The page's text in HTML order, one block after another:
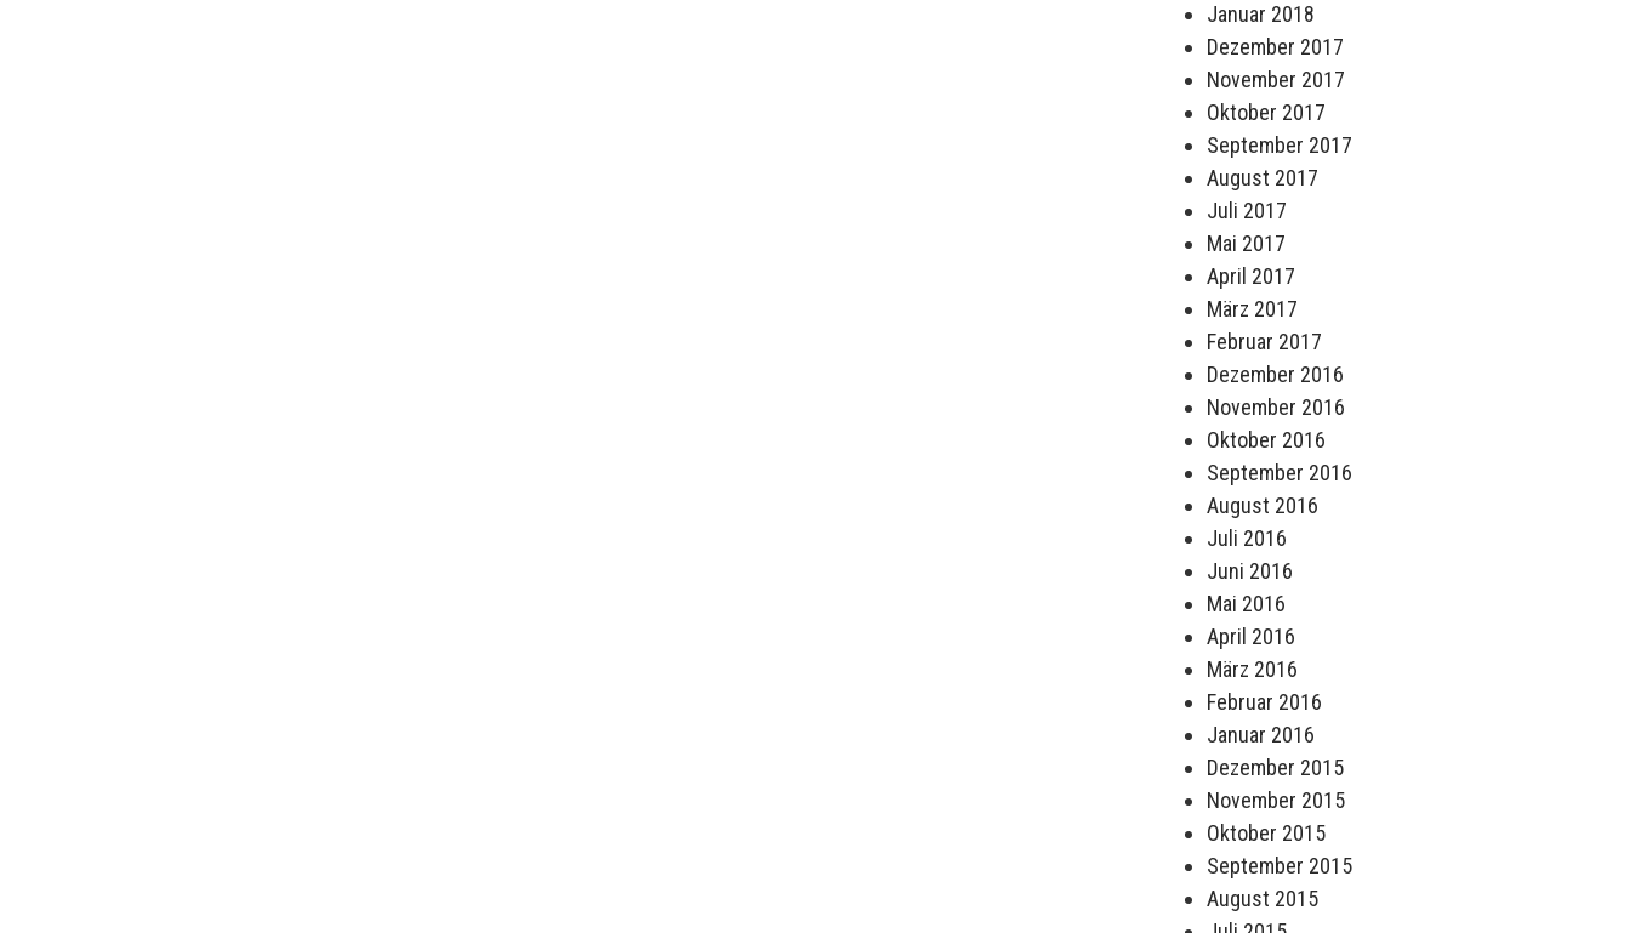
Januar 2018
Dezember 2017
November 2017
Oktober 2017
September 2017
August 2017
Juli 2017
Mai 2017
April 2017
März 2017
Februar 2017
Dezember 2016
November 2016
Oktober 2016
September 2016
August 2016
Juli 2016
Juni 2016
Mai 2016
April 2016
März 2016
Februar 2016
Januar 2016
Dezember 2015
November 2015
Oktober 2015
September 2015
August 2015